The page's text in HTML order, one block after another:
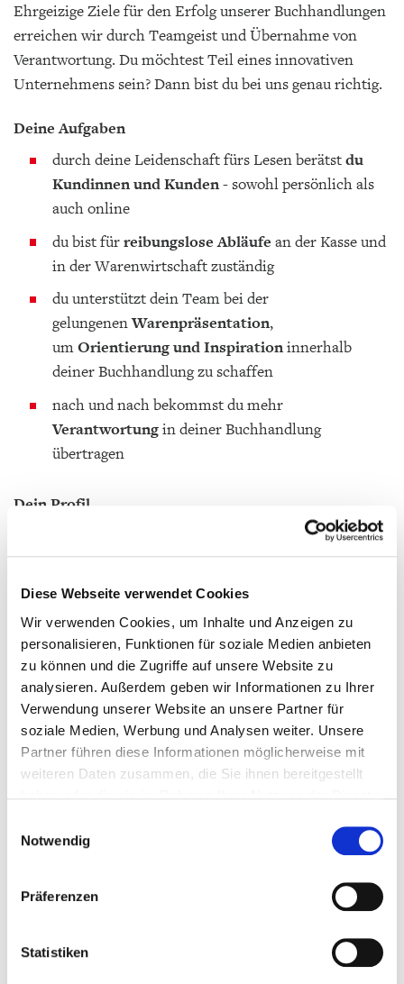
Diese Webseite verwendet Cookies
Wir verwenden Cookies, um Inhalte und Anzeigen zu
personalisieren, Funktionen für soziale Medien anbieten
zu können und die Zugriffe auf unsere Website zu
analysieren. Außerdem geben wir Informationen zu Ihrer
Verwendung unserer Website an unsere Partner für
soziale Medien, Werbung und Analysen weiter. Unsere
Partner führen diese Informationen möglicherweise mit
weiteren Daten zusammen, die Sie ihnen bereitgestellt
unsererDatenschutzerklärung
Notwendig
Präferenzen
Statistiken
Ehrgeizige Ziele für den Erfolg unserer Buchhandlungen
erreichen wir durch Teamgeist und Übernahme von
Verantwortung. Du möchtest Teil eines innovativen
Unternehmens sein? Dann bist du bei uns genau richtig.
Deine Aufgaben
durch deine Leidenschaft fürs Lesen berätstdu
Kundinnen und Kunden- sowohl persönlich als
auch online
du bist fürreibungslose Abläufe an der Kasse und
in der Warenwirtschaft zuständig
du unterstützt dein Team bei der
gelungenenWarenpräsentation,
umOrientierung und Inspirationinnerhalb
deiner Buchhandlung zu schaffen
nach und nach bekommst du mehr
Verantwortungin deiner Buchhandlung
übertragen
Dein Profil
und begeisterst mit deinen
Empfehlungen
du bistkommunikationsfreudig und
auf Menschen zu
du interessierst dich auch für Sortimente rund
ums Buch undblickst über den Tellerrand
neue Medien und digitale Produktegehören für
dich zum Alltag
arbeitest gerne im Team und
bist zuverlässig
die Schule hat hast du mit einem
mittleren
Bildungsabschluss, Fachhochschulreife oder
Abitur abgeschlossen
Was wir dir bieten